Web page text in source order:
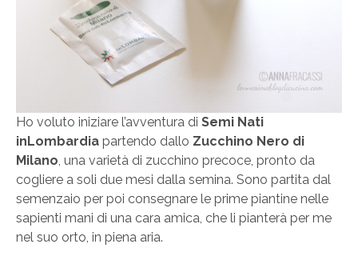
Ho voluto iniziare l’avventura di Semi Nati
inLombardia partendo dallo Zucchino Nero di
Milano , una varietà di zucchino precoce, pronto da
cogliere a soli due mesi dalla semina. Sono partita dal
semenzaio per poi consegnare le prime piantine nelle
sapienti mani di una cara amica, che li pianterà per me
nel suo orto, in piena aria.